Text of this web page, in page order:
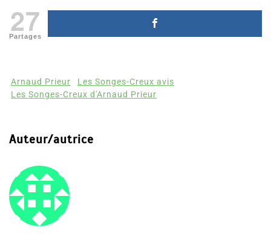
27
Partages
Arnaud Prieur
Les Songes-Creux avis
Les Songes-Creux d'Arnaud Prieur
Auteur/autrice